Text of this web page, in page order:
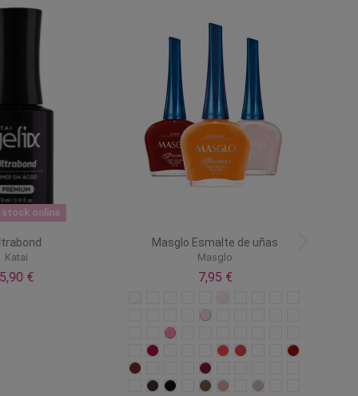
stock online
Katai
5,90 €
Masglo Esmalte de uñas
Masglo
7,95 €